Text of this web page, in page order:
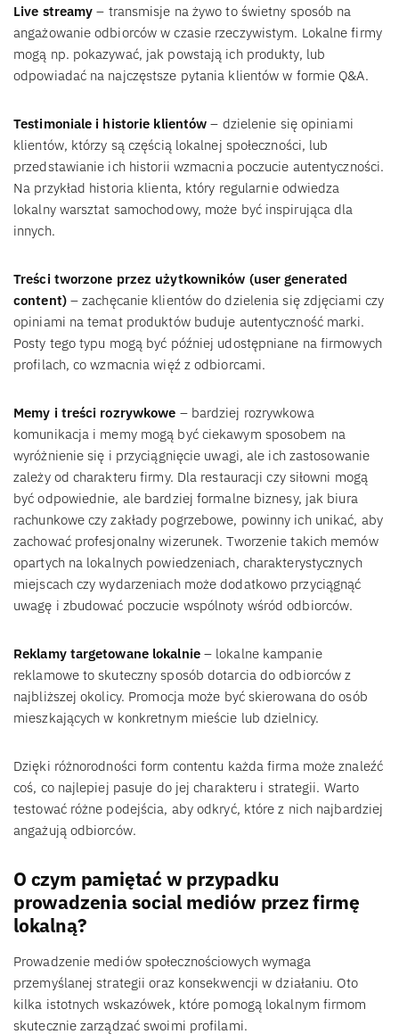
Live streamy – transmisje na żywo to świetny sposób na
angażowanie odbiorców w czasie rzeczywistym. Lokalne firmy
mogą np. pokazywać, jak powstają ich produkty, lub
odpowiadać na najczęstsze pytania klientów w formie Q&A.
Testimoniale i historie klientów – dzielenie się opiniami
klientów, którzy są częścią lokalnej społeczności, lub
przedstawianie ich historii wzmacnia poczucie autentyczności.
Na przykład historia klienta, który regularnie odwiedza
lokalny warsztat samochodowy, może być inspirująca dla
innych.
Treści tworzone przez użytkowników (user generated
content)– zachęcanie klientów do dzielenia się zdjęciami czy
opiniami na temat produktów buduje autentyczność marki.
Posty tego typu mogą być później udostępniane na firmowych
profilach, co wzmacnia więź z odbiorcami.
Memy i treści rozrywkowe – bardziej rozrywkowa
komunikacja i memy mogą być ciekawym sposobem na
wyróżnienie się i przyciągnięcie uwagi, ale ich zastosowanie
zależy od charakteru firmy. Dla restauracji czy siłowni mogą
być odpowiednie, ale bardziej formalne biznesy, jak biura
rachunkowe czy zakłady pogrzebowe, powinny ich unikać, aby
zachować profesjonalny wizerunek. Tworzenie takich memów
opartych na lokalnych powiedzeniach, charakterystycznych
miejscach czy wydarzeniach może dodatkowo przyciągnąć
uwagę i zbudować poczucie wspólnoty wśród odbiorców.
Reklamy targetowane lokalnie– lokalne kampanie
reklamowe to skuteczny sposób dotarcia do odbiorców z
najbliższej okolicy. Promocja może być skierowana do osób
mieszkających w konkretnym mieście lub dzielnicy.
Dzięki różnorodności form contentu każda firma może znaleźć
coś, co najlepiej pasuje do jej charakteru i strategii. Warto
testować różne podejścia, aby odkryć, które z nich najbardziej
angażują odbiorców.
O czym pamiętać w przypadku
prowadzenia social mediów przez firmę
lokalną?
Prowadzenie mediów społecznościowych wymaga
przemyślanej strategii oraz konsekwencji w działaniu. Oto
kilka istotnych wskazówek, które pomogą lokalnym firmom
skutecznie zarządzać swoimi profilami.